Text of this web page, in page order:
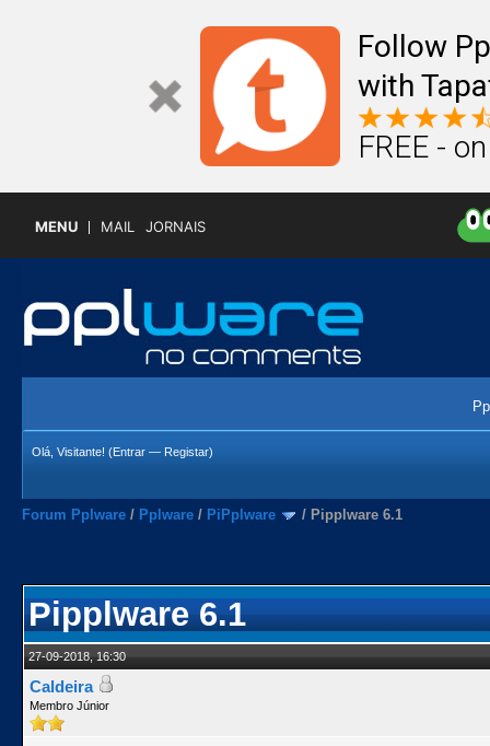
Follow
with
FREE -
MENU MAIL JORNAIS
Olá, Visitante! (Entrar — Registar)
Forum Pplware / Pplware / PiPplware / Pipplware 6.1
Pipplware 6.1
27-09-2018, 16:30
Caldeira
Membro Júnior